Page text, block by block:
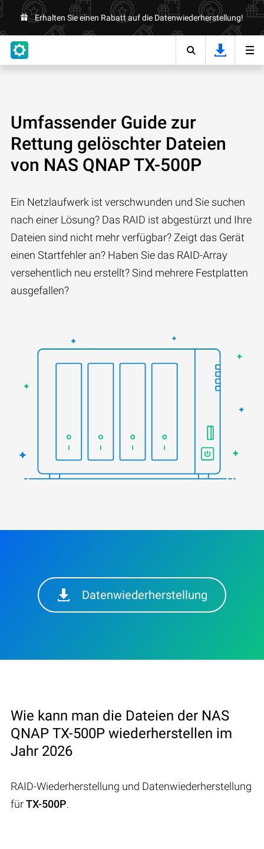
Erhalten Sie einen Rabatt auf die Datenwiederherstellung!
Umfassender Guide zur
Rettung gelöschter Dateien
von NAS QNAP TX-500P
Ein Netzlaufwerk ist verschwunden und Sie suchen
nach einer Lösung? Das RAID ist abgestürzt und Ihre
Dateien sind nicht mehr verfügbar? Zeigt das Gerät
einen Startfehler an? Haben Sie das RAID-Array
versehentlich neu erstellt? Sind mehrere Festplatten
ausgefallen?
Datenwiederherstellung
Wie kann man die Dateien der NAS
QNAP TX-500P wiederherstellen im
Jahr 2026
RAID-Wiederherstellung und Datenwiederherstellung
fürTX-500P.